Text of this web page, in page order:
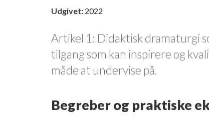
Udgivet: 2022
Artikel 1: Didaktisk dramaturgi
tilgang som kan inspirere og
måde at undervise på.
Begreber og praktiske